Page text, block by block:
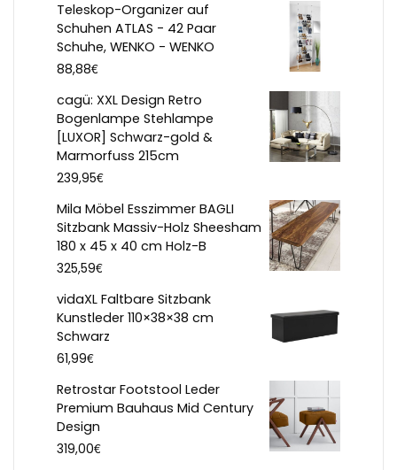
Teleskop-Organizer auf
Schuhen ATLAS - 42 Paar
Schuhe, WENKO - WENKO
88,88€
cagü: XXL Design Retro
Bogenlampe Stehlampe
[LUXOR] Schwarz-gold &
Marmorfuss 215cm
239,95€
Mila Möbel Esszimmer BAGLI
Sitzbank Massiv-Holz Sheesham
180 x 45 x 40 cm Holz-B
325,59€
vidaXL Faltbare Sitzbank
Kunstleder 110×38×38 cm
Schwarz
61,99€
Retrostar Footstool Leder
Premium Bauhaus Mid Century
Design
319,00€